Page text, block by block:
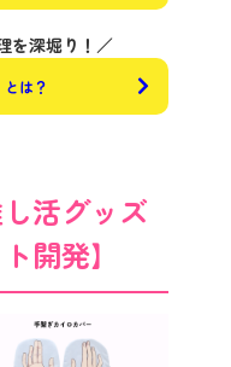
を深堀り！／
とは？
活グッズ
開発】